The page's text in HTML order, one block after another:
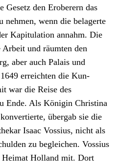
Gesetz den Erober­ern das
nehmen, wenn die belagerte
Kapit­u­la­tion annahm. Die
Arbeit und räumten den
aber auch Palais und
erre­icht­en die Kun­
war die Reise des
Ende. Als Köni­gin Christi­na
über­gab sie die
Isaac Vos­sius, nicht als
zu begle­ichen. Vos­sius
Heimat Hol­land mit. Dort